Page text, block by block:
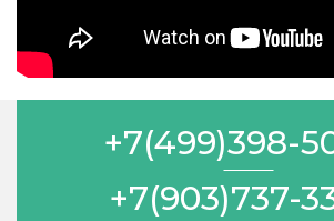
+7(499)398-
+7(903)737-